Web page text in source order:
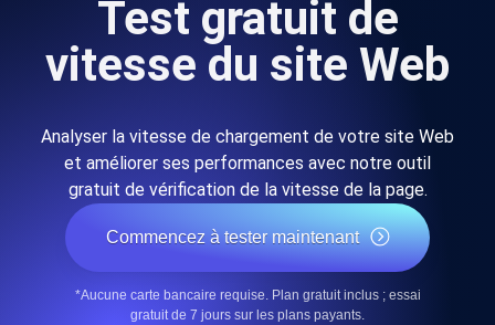
Test gratuit de
vitesse du site Web
Analyser la vitesse de chargement de votre site Web
et améliorer ses performances avec notre outil
gratuit de vérification de la vitesse de la page.
Commencez à tester maintenant
*Aucune carte bancaire requise. Plan gratuit inclus ; essai
gratuit de 7 jours sur les plans payants.